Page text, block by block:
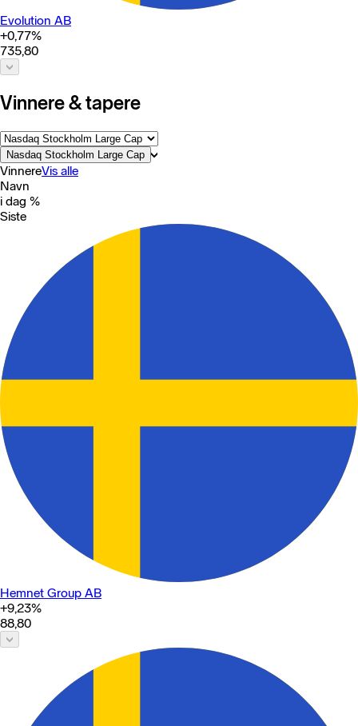
Evolution AB
+0,77%
735,80
Vinnere & tapere
Nasdaq Stockholm Large Cap
VinnereVis alle
Navn
i dag %
Siste
Hemnet Group AB
+9,23%
88,80